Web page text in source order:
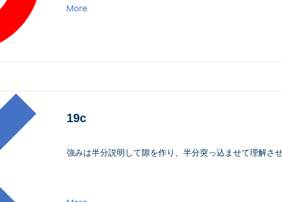
More
19c
強みは半分説明して隙を作り、半分突っ込ませて理解さ